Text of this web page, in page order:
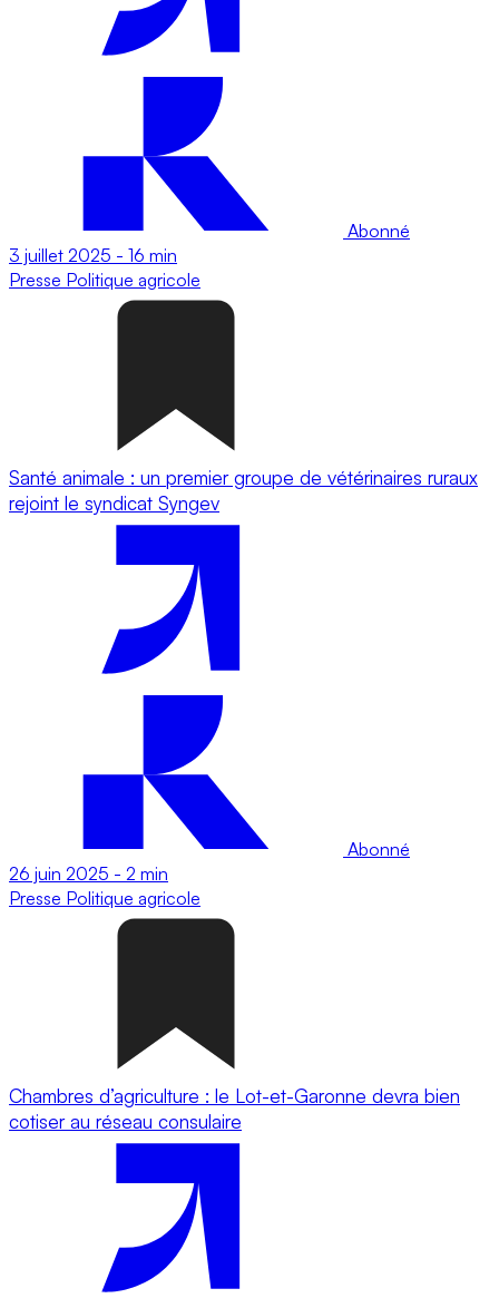
Abonné
3 juillet 2025 - 16 min
Presse Politique agricole
Santé animale : un premier groupe de vétérinaires ruraux
rejoint le syndicat Syngev
Abonné
26 juin 2025 - 2 min
Presse Politique agricole
Chambres d’agriculture : le Lot-et-Garonne devra bien
cotiser au réseau consulaire